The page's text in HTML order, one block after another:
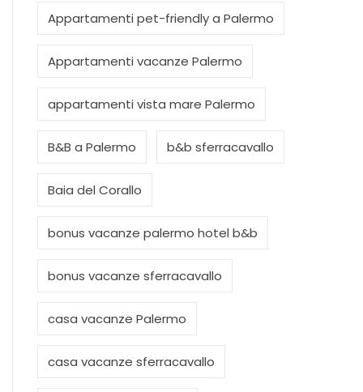
Appartamenti pet-friendly a Palermo
Appartamenti vacanze Palermo
appartamenti vista mare Palermo
B&B a Palermo b&b sferracavallo
Baia del Corallo
bonus vacanze palermo hotel b&b
bonus vacanze sferracavallo
casa vacanze Palermo
casa vacanze sferracavallo